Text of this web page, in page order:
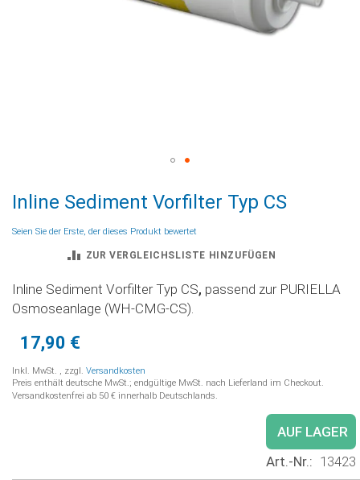
Anfang
Bildgalerie
Inline Sediment Vorfilter Typ CS
Seien Sie der Erste, der dieses Produkt bewertet
ZUR VERGLEICHSLISTE HINZUFÜGEN
Inline Sediment Vorfilter Typ CS, passend zur PURIELLA
Osmoseanlage (WH-CMG-CS).
17,90 €
Inkl. MwSt. , zzgl. Versandkosten
Preis enthält deutsche MwSt.; endgültige MwSt. nach Lieferland im Checkout.
Versandkostenfrei ab 50 € innerhalb Deutschlands.
AUF LAGER
Art.-Nr.
13423